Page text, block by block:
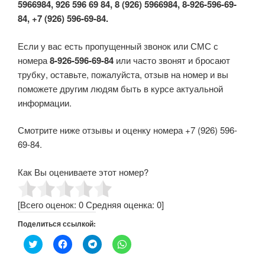
5966984, 926 596 69 84, 8 (926) 5966984, 8-926-596-69-
84, +7 (926) 596-69-84.
Если у вас есть пропущенный звонок или СМС с
номера8-926-596-69-84 или часто звонят и бросают
трубку, оставьте, пожалуйста, отзыв на номер и вы
поможете другим людям быть в курсе актуальной
информации.
Смотрите ниже отзывы и оценку номера +7 (926) 596-
69-84.
Как Вы оцениваете этот номер?
[Всего оценок: 0Средняя оценка: 0]
Поделиться ссылкой:
Н
а
Н
а
Н
а
Н
а